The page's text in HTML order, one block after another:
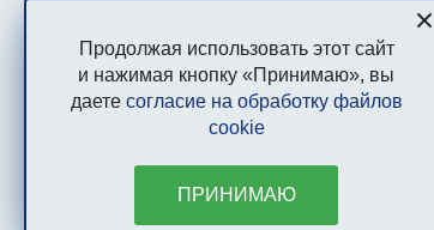
Напоминаем: чтобы
до 10 числа.
Справочная информация
Продолжая использовать этот сайт
и нажимая кнопку «Принимаю», вы
даете согласие на обработку файлов
cookie
ПРИНИМАЮ